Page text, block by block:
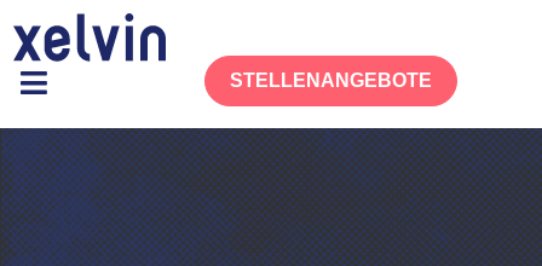
STELLENANGEBOTE